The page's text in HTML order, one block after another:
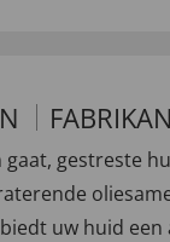
gestreste
uw huid